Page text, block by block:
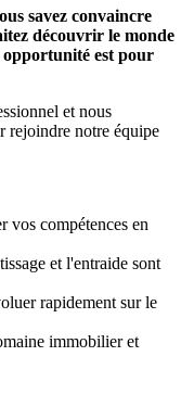
savez convaincre
découvrir le monde
est pour
et nous
rejoindre notre équipe
vos compétences en
et l'entraide sont
rapidement sur le
immobilier et